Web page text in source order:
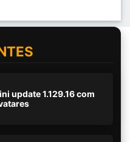
update 1.129.16 com